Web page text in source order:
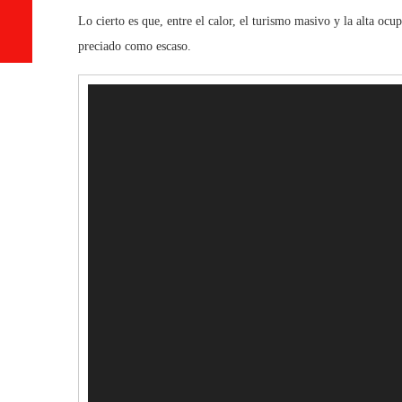
Lo cierto es que, entre el calor, el turismo masivo y la alta
preciado como escaso.